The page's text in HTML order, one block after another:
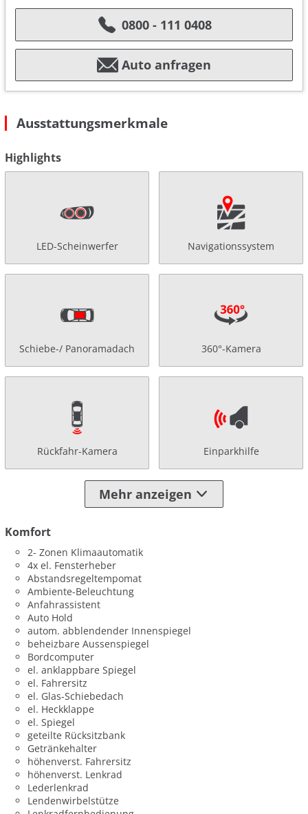
0800 - 111 0408
Auto anfragen
Ausstattungsmerkmale
Highlights
LED-Scheinwerfer Navigationssystem
Schiebe-/ Panoramadach 360°-Kamera
Rückfahr-Kamera Einparkhilfe
Mehr anzeigen
Komfort
2- Zonen Klimaautomatik
4x el. Fensterheber
Abstandsregeltempomat
Ambiente-Beleuchtung
Anfahrassistent
Auto Hold
autom. abblendender Innenspiegel
beheizbare Aussenspiegel
Bordcomputer
el. anklappbare Spiegel
el. Fahrersitz
el. Glas-Schiebedach
el. Heckklappe
el. Spiegel
geteilte Rücksitzbank
Getränkehalter
höhenverst. Fahrersitz
höhenverst. Lenkrad
Lederlenkrad
Lendenwirbelstütze